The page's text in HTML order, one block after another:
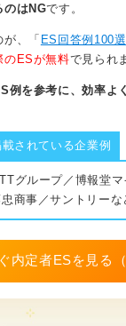
のはNGです。
が、「 ES回答例100選
のESが無料で見られ
例を参考に、効率よ
載されている企業例
グループ／博報堂
商事／サントリーな
内定者ESを見る（